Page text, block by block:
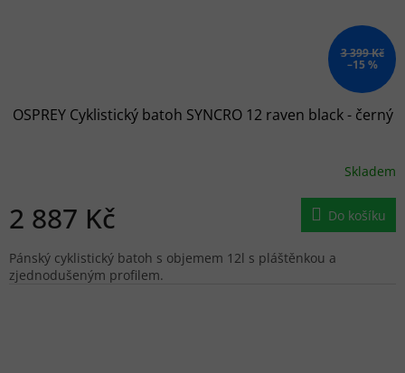
3 399 Kč
–15 %
OSPREY Cyklistický batoh SYNCRO 12 raven black - černý
Skladem
2 887 Kč Do košíku
Pánský cyklistický batoh s objemem 12l s pláštěnkou a
zjednodušeným profilem.